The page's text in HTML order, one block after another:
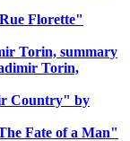
Florette"
Torin, summary
Torin,
Country" by
Fate of a Man"